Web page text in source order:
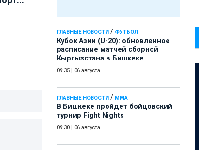
ГЛАВНЫЕ НОВОСТИ / ФУТБОЛ
Кубок Азии (U-20): обновленное
расписание матчей сборной
Кыргызстана в Бишкеке
09:35 06 августа
ГЛАВНЫЕ НОВОСТИ / ММА
В Бишкеке пройдет бойцовский
турнир Fight Nights
09:30 06 августа